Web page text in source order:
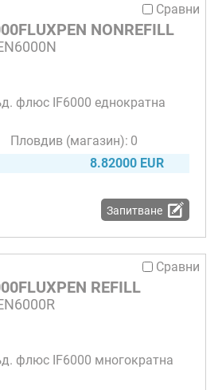
Сравни
NONREFILL
флюс IF6000 еднократна
0
8.82000 EUR
Запитване
Сравни
REFILL
флюс IF6000 многократна